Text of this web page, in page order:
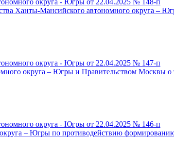
округа - Югры от 22.04.2025 № 148-п
Ханты-Мансийского автономного округа –
округа - Югры от 22.04.2025 № 147-п
округа – Югры и Правительством Москвы о
округа - Югры от 22.04.2025 № 146-п
– Югры по противодействию